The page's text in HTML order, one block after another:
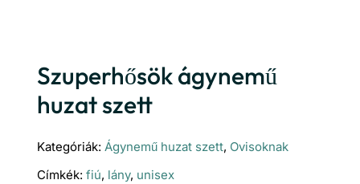
Szuperhősök ágynemű
huzat szett
Kategóriák: Ágynemű huzat szett, Ovisoknak
Címkék: fiú, lány, unisex